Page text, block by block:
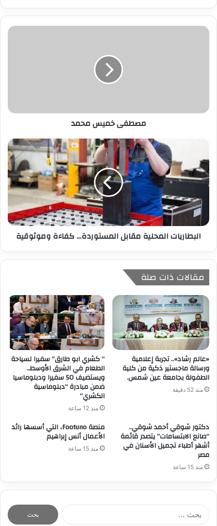
ر
د
ر
مصطفى خميس محمد
البطاريات المحلية مقابل المستوردة… كفاءة وموثوقية
مقالات ذات صلة
«عالم رشاد».. تجربة إعلامية
ورسالة ماجستير ذكية من كلية
الطفولة بجامعة عين شمس.
منذ 52 دقيقة
” كشري ابو طارق” سفيرا لسياحة
الطعام في الشرق الأوسط..
ويستضيف 50 سفيرا ودبلوماسيا
ضمن مبادرة “دبلوماسية
الكشري”
منذ 12 ساعة
دكتور شوقي أحمد شوقي..
“صانع الابتسامات” يتصدر قائمة
أشهر أطباء تجميل الأسنان في
مصر
منذ 15 ساعة
منصة Footuno، التي أسسها رائد
الأعمال أنس إبراهيم
منذ 15 ساعة